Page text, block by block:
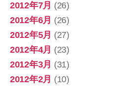
2012年7月 (26)
2012年6月 (26)
2012年5月 (27)
2012年4月 (23)
2012年3月 (31)
2012年2月 (10)